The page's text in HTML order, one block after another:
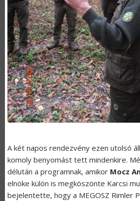
A két napos rendezvény ezen utolsó
komoly benyomást tett mindenkire.
délután a programnak, amikor Mocz
elnöke külön is megköszönte Karcsi
bejelentette, hogy a MEGOSZ Rimler